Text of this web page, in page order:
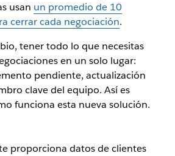
usan un promedio de 10
cerrar cada negociación.
tener todo lo que necesitas
en un solo lugar:
pendiente, actualización
clave del equipo. Así es
funciona esta nueva solución.
proporciona datos de clientes